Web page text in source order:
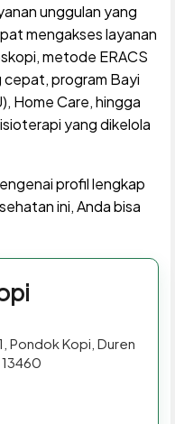
unggulan yang
mengakses layanan
metode ERACS
cepat, program Bayi
Home Care, hingga
yang dikelola
profil lengkap
ini, Anda bisa
Pondok Kopi, Duren
13460